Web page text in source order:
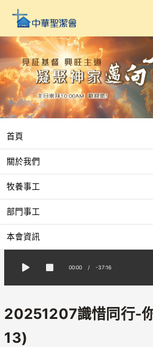
主
內
容
首頁
關於我們
牧養事工
部門事工
本會資訊
00:00 / -37:16
20251207識惜同行-
13)